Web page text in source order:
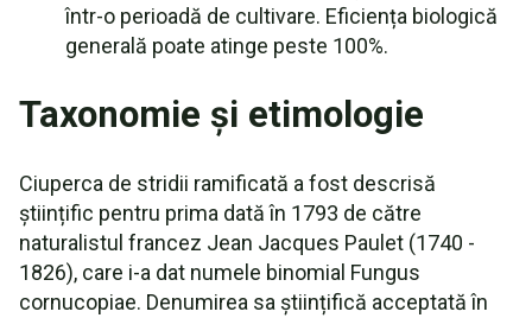
într-o perioadă de cultivare. Eficiența biologică
generală poate atinge peste 100%.
Taxonomie și etimologie
Ciuperca de stridii ramificată a fost descrisă
științific pentru prima dată în 1793 de către
naturalistul francez Jean Jacques Paulet (1740 -
1826), care i-a dat numele binomial Fungus
cornucopiae. Denumirea sa științifică acceptată în